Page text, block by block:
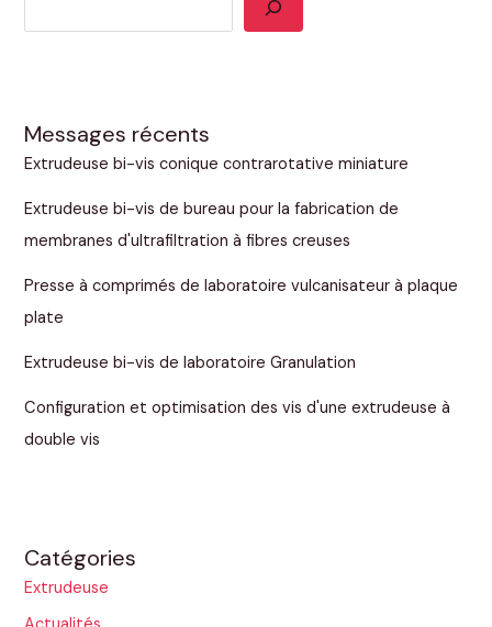
Messages récents
Extrudeuse bi-vis conique contrarotative miniature
Extrudeuse bi-vis de bureau pour la fabrication de
membranes d'ultrafiltration à fibres creuses
Presse à comprimés de laboratoire vulcanisateur à plaque
plate
Extrudeuse bi-vis de laboratoire Granulation
Configuration et optimisation des vis d'une extrudeuse à
double vis
Catégories
Extrudeuse